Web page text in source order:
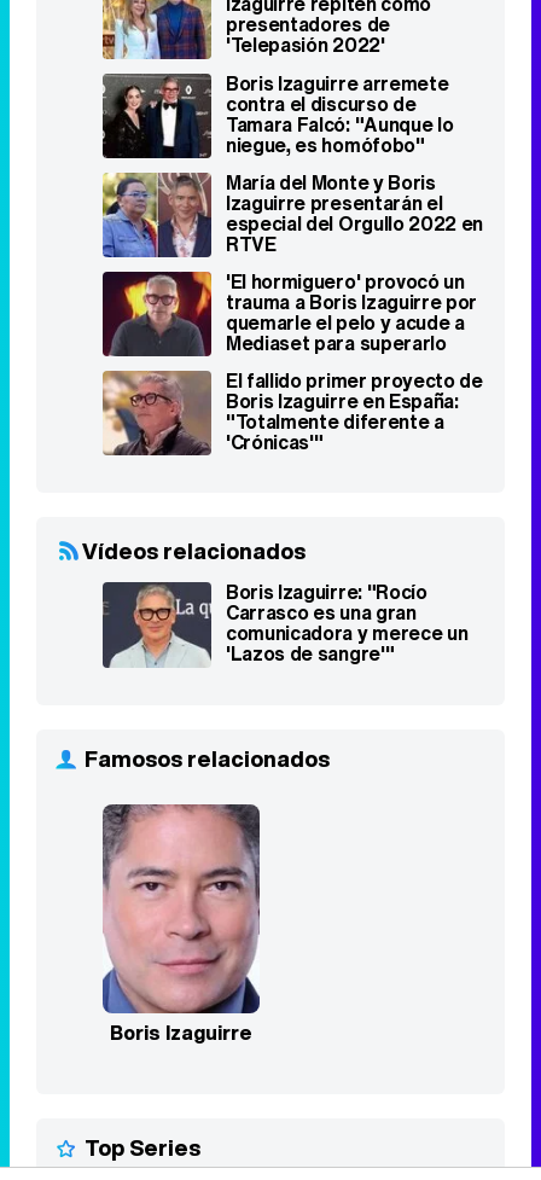
María del Monte y Boris
Izaguirre presentarán el
especial del Orgullo 2022 en
RTVE
'El hormiguero' provocó un
trauma a Boris Izaguirre por
quemarle el pelo y acude a
Mediaset para superarlo
El fallido primer proyecto de
Boris Izaguirre en España:
"Totalmente diferente a
'Crónicas'"
Vídeos relacionados
Boris Izaguirre: "Rocío
Carrasco es una gran
Famosos relacionados
Boris Izaguirre
Top Series
1 Vis a vis